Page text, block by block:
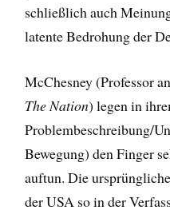
schließlich auch
latente Bedrohung der
McChesney (Professor
The Nation) legen in
Problembeschreibung/
Bewegung) den Finger
auftun. Die
der USA so in der